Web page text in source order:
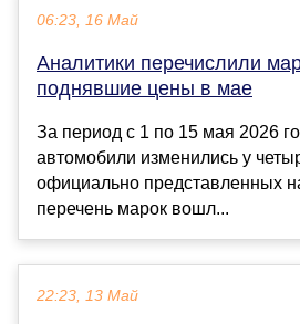
06:23, 16 Май
Аналитики перечислили
поднявшие цены в мае
За период с 1 по 15 мая 2026
автомобили изменились у
официально представленных
перечень марок вошл...
22:23, 13 Май